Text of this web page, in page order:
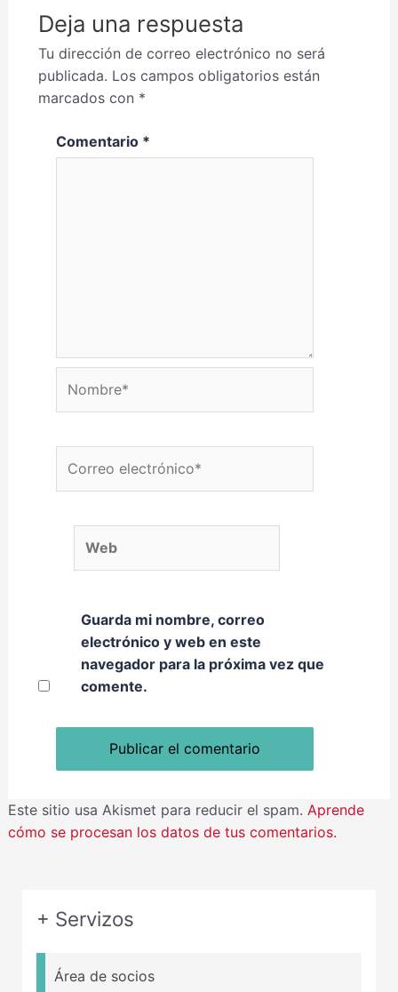
Deja una respuesta
Tu dirección de correo electrónico no será
publicada. Los campos obligatorios están
marcados con *
Comentario *
Guarda mi nombre, correo
electrónico y web en este
navegador para la próxima vez que
comente.
Este sitio usa Akismet para reducir el spam. Aprende
cómo se procesan los datos de tus comentarios.
+ Servizos
Área de socios